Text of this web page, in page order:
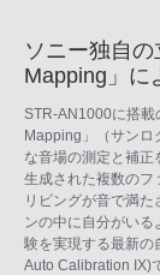
ソニー独自
Mapping」に
STR-AN1000に搭載
Mapping」（サンロ
な音場の測定と補正
生成された複数のフ
リビングが音で満
ンの中に自分がいる
験を実現する最新
Auto Calibration IX)